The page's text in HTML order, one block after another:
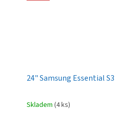
24" Samsung Essential S3
Skladem (4 ks)